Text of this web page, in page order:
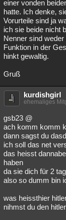
einer vonden
hatte. Ich denke,
Vorurteile sind ja
ich sie beide nicht
Nenner sind
Funktion in der
hinkt gewaltig.
Gruß
kurdishgirl
ehemaliges
gsb23 @
ach komm komm
dann sagst du
ich soll das net
das heisst
haben
da sie dich für 2
also so dumm bin
was heissthier
nihmst du den